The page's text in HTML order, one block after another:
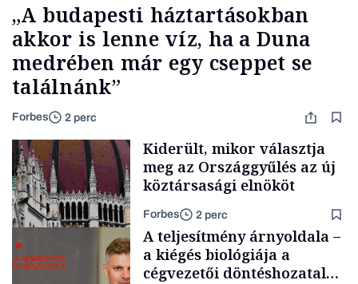
„A budapesti háztartásokban
akkor is lenne víz, ha a Duna
medrében már egy cseppet se
találnánk”
Forbes 2 perc
Kiderült, mikor választja
meg az Országgyűlés az új
köztársasági elnököt
Forbes 2 perc
A teljesítmény árnyoldala –
a kiégés biológiája a
cégvezetői döntéshozatal